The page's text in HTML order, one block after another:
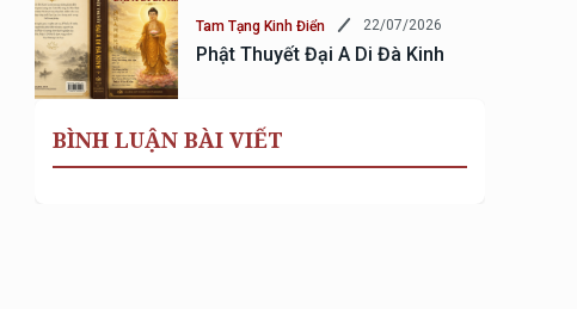
Tam Tạng Kinh Điển 22/07/2026
Phật Thuyết Đại A Di Đà Kinh
BÌNH LUẬN BÀI VIẾT